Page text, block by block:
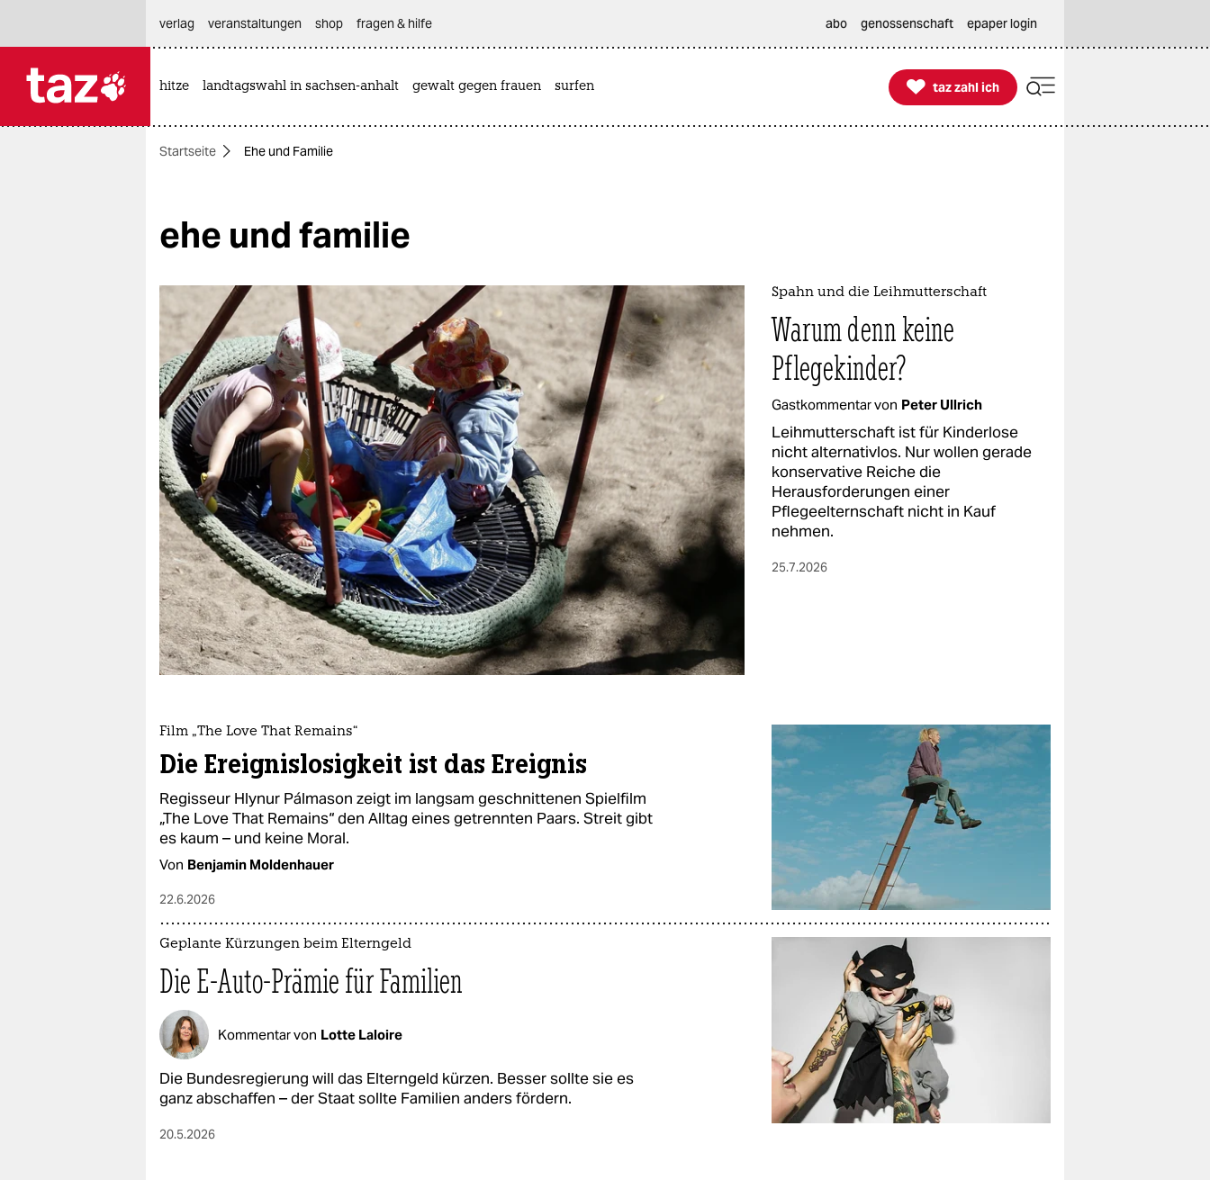
themen
öko
gesellschaft
kultur
sport
berlin
nord
wahrheit
verlag
verlag
veranstaltungen
shop
fragen & hilfe
abo
genossenschaft
epaper login
verlag
veranstaltungen shop fragen & hilfe abo genossenschaft epaper login
hitze landtagswahl in sachsen-anhalt gewalt gegen frauen surfen 
taz zahl ich
taz zahl ich
Startseite Ehe und Familie
ehe und familie
Spahn und die Leihmutterschaft
Warum denn keine
Pflegekinder?
Gastkommentar von Peter Ullrich
Leihmutterschaft ist für Kinderlose
nicht alternativlos. Nur wollen gerade
konservative Reiche die
Herausforderungen einer
Pflegeelternschaft nicht in Kauf
nehmen.
25.7.2026
Film „The Love That Remains“
Die Ereignislosigkeit ist das Ereignis
Regisseur Hlynur Pálmason zeigt im langsam geschnittenen Spielfilm
„The Love That Remains“ den Alltag eines getrennten Paars. Streit gibt
es kaum – und keine Moral.
Von Benjamin Moldenhauer
22.6.2026
Geplante Kürzungen beim Elterngeld
Die E-Auto-Prämie für Familien
Kommentar von Lotte Laloire
Die Bundesregierung will das Elterngeld kürzen. Besser sollte sie es
ganz abschaffen – der Staat sollte Familien anders fördern.
20.5.2026